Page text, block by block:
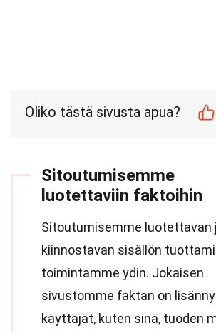
Oliko tästä sivusta apua?
Sitoutumisemme
luotettaviin faktoihin
Sitoutumisemme luotettavan
kiinnostavan sisällön
toimintamme ydin. Jokaisen
sivustomme faktan on
käyttäjät, kuten sinä, tuoden